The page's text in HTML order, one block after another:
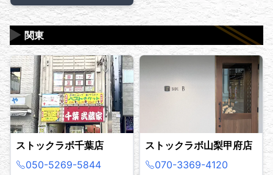
関東
▶
ストックラボ千葉店
050-5269-5844
ストックラボ山梨甲府店
070-3369-4120